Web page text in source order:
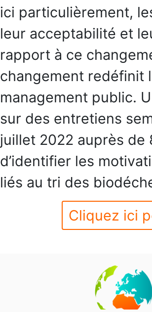
ici particulièrement,
leur acceptabilité et
rapport à ce
changement redéfinit
management public.
sur des entretiens
juillet 2022 auprès de
d’identifier les
liés au tri des
Cliquez ici